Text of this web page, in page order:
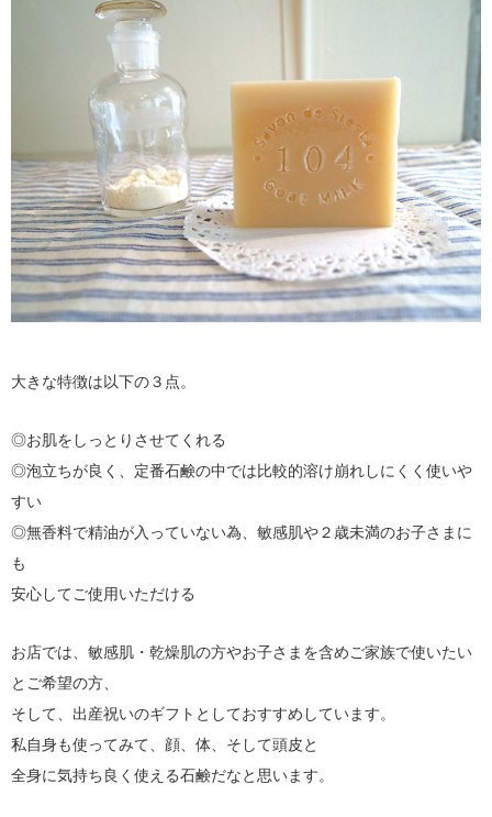
大きな特徴は以下の３点。
◎お肌をしっとりさせてくれる
◎泡立ちが良く、定番石鹸の中では比較的溶け崩れしにくく使いや
すい
◎無香料で精油が入っていない為、敏感肌や２歳未満のお子さまに
も
安心してご使用いただける
お店では、敏感肌・乾燥肌の方やお子さまを含めご家族で使いたい
とご希望の方、
そして、出産祝いのギフトとしておすすめしています。
私自身も使ってみて、顔、体、そして頭皮と
全身に気持ち良く使える石鹸だなと思います。